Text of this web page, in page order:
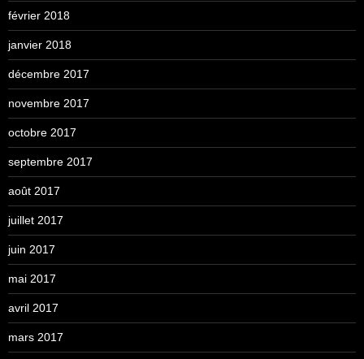
février 2018
janvier 2018
décembre 2017
novembre 2017
octobre 2017
septembre 2017
août 2017
juillet 2017
juin 2017
mai 2017
avril 2017
mars 2017